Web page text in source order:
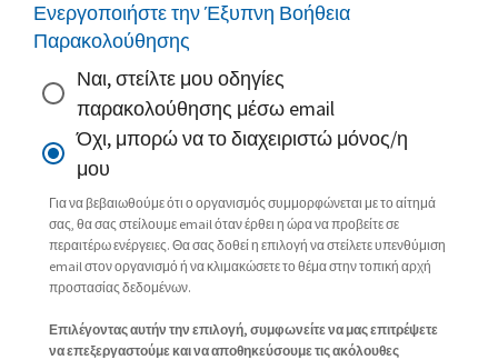
Ενεργοποιήστε την Έξυπνη Βοήθεια
Παρακολούθησης
Ναι, στείλτε μου οδηγίες
παρακολούθησης μέσω email
Όχι, μπορώ να το διαχειριστώ μόνος/η
μου
Για να βεβαιωθούμε ότι ο οργανισμός συμμορφώνεται με το αίτημά
σας, θα σας στείλουμε email όταν έρθει η ώρα να προβείτε σε
περαιτέρω ενέργειες. Θα σας δοθεί η επιλογή να στείλετε υπενθύμιση
email στον οργανισμό ή να κλιμακώσετε το θέμα στην τοπική αρχή
προστασίας δεδομένων.
Επιλέγοντας αυτήν την επιλογή, συμφωνείτε να μας επιτρέψετε
να επεξεργαστούμε και να αποθηκεύσουμε τις ακόλουθες